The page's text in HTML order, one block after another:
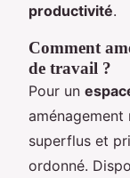
productivité.
Comment
de travail ?
Pour un
superflus et
ordonné.